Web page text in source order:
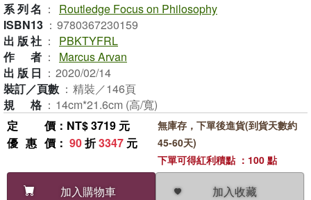
系列名 ：
Routledge Focus on Philosophy
ISBN13 ： 9780367230159
出版社 ：
PBKTYFRL
作者 ：
Marcus Arvan
出版日 ： 2020/02/14
裝訂／頁數 ： 精裝／146頁
規格 ： 14cm*21.6cm (高/寬)
定價 ：NT$ 3719 元
優惠價 ： 90折3347 元
加入購物車 加入收藏
無庫存，下單後進貨(到貨天數約
45-60天)
下單可得紅利積點 ：100 點